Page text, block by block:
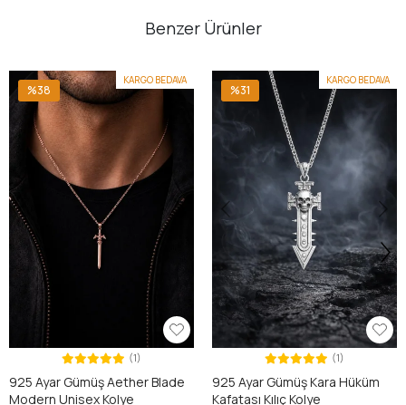
Benzer Ürünler
KARGO BEDAVA
%38
(1)
925 Ayar Gümüş Aether Blade
Modern Unisex Kolye
KARGO BEDAVA
%31
(1)
925 Ayar Gümüş Kara Hüküm
Kafatası Kılıç Kolye